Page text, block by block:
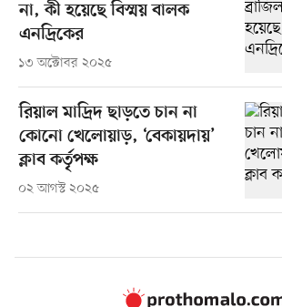
না, কী হয়েছে বিস্ময় বালক
এনদ্রিকের
১৩ অক্টোবর ২০২৫
রিয়াল মাদ্রিদ ছাড়তে চান না
কোনো খেলোয়াড়, ‘বেকায়দায়’
ক্লাব কর্তৃপক্ষ
০২ আগস্ট ২০২৫